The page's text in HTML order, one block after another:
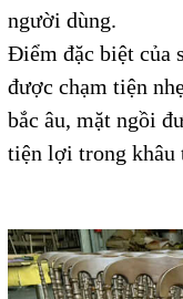
người dùng.
Điểm đặc biệt của
được chạm tiện
bắc âu, mặt ngồi
tiện lợi trong khâu